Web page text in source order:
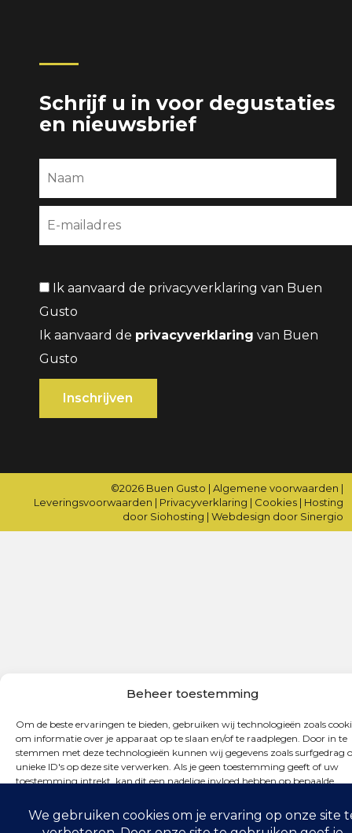
Beheer toestemming
Om de beste ervaringen te bieden, gebruiken wij technologieën zoals
om informatie over je apparaat op te slaan en/of te raadplegen. Door in te
stemmen met deze technologieën kunnen wij gegevens zoals surfgedrag
unieke ID's op deze site verwerken. Als je geen toestemming geeft of uw
toestemming intrekt, kan dit een nadelige invloed hebben op bepaalde
Schrijf u in voor degustaties
en nieuwsbrief
Ik aanvaard de privacyverklaring van Buen
Gusto
Ik aanvaard de privacyverklaring van Buen
Gusto
©2026 Buen Gusto | Algemene voorwaarden |
Leveringsvoorwaarden | Privacyverklaring | Cookies | Hosting
door Siohosting | Webdesign door Sinergio